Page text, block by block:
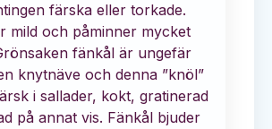
färska eller torkade.
mild och påminner mycket
fänkål är ungefär
knytnäve och denna ”knöl”
i sallader, kokt, gratinerad
på annat vis. Fänkål bjuder